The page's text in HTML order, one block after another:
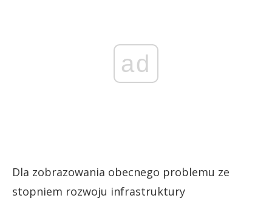
ad
Dla zobrazowania obecnego problemu ze
stopniem rozwoju infrastruktury